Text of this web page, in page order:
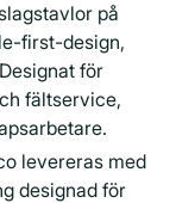
på
first-design,
för
fältservice,
levereras med
designad för